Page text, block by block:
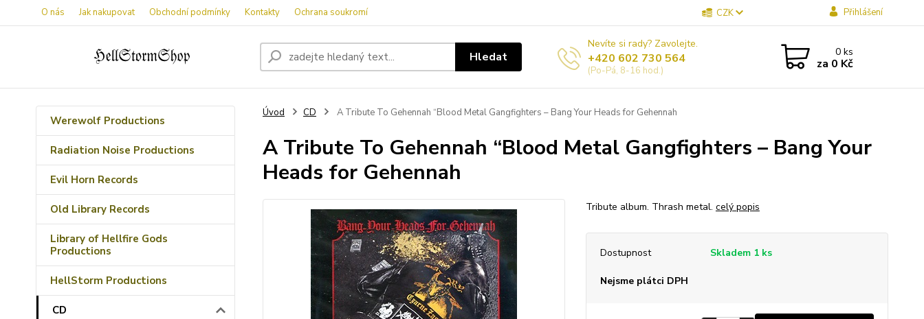
O nás Jak nakupovat Obchodní podmínky Kontakty Ochrana soukromí CZK Přihlášení
Hledat
Nevíte si rady? Zavolejte.
+420 602 730 564
(Po-Pá, 8-16 hod.)
0ks
za 0 Kč
Werewolf Productions
Radiation Noise Productions
Evil Horn Records
Old Library Records
Library of Hellfire Gods
Productions
HellStorm Productions
CD
Úvod CD A Tribute To Gehennah “Blood Metal Gangfighters – Bang Your Heads for Gehennah
A Tribute To Gehennah “Blood Metal Gangfighters – Bang Your
Heads for Gehennah
Tribute album. Thrash metal. celý popis
Dostupnost Skladem 1 ks
Nejsme plátci DPH